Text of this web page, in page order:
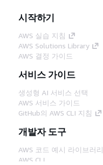
시작하기
AWS 실습 지침
AWS Solutions Library
AWS 결정 가이드
서비스 가이드
생성형 AI 서비스 선택
AWS 서비스 가이드
GitHub의 AWS CLI 지침
개발자 도구
AWS 코드 예시 라이브러리
AWS CLI